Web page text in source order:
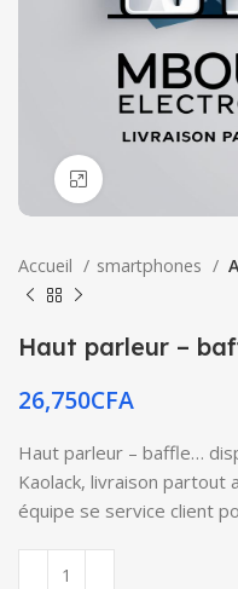
Accueil smartphones
Haut parleur –
26,750CFA
Haut parleur – baffle…
Kaolack, livraison partout
équipe se service client